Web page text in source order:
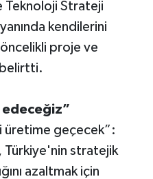
Teknoloji Strateji
kendilerini
proje ve
belirtti.
üretime geçecek”:
Türkiye'nin stratejik
azaltmak için